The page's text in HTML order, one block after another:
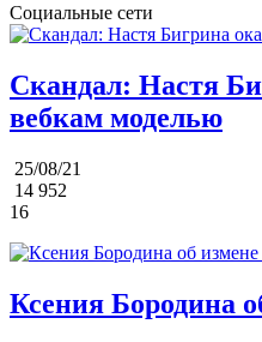
Социальные сети
Скандал: Настя
вебкам моделью
25/08/21
14 952
16
Ксения Бородина